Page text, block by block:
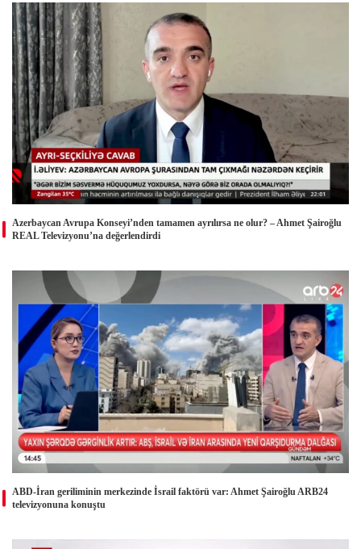
Azerbaycan Avrupa Konseyi’nden tamamen ayrılırsa ne olur? – Ahmet Şairoğlu
REAL Televizyonu’na değerlendirdi
ABD-İran geriliminin merkezinde İsrail faktörü var: Ahmet Şairoğlu ARB24
televizyonuna konuştu